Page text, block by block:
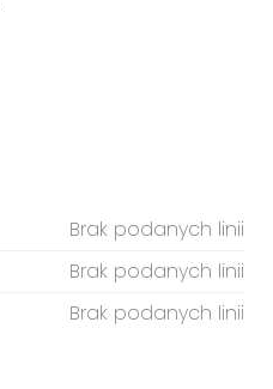
Brak podanych linii
Brak podanych linii
Brak podanych linii